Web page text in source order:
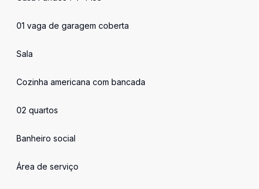
01 vaga de garagem coberta
Sala
Cozinha americana com bancada
02 quartos
Banheiro social
Área de serviço